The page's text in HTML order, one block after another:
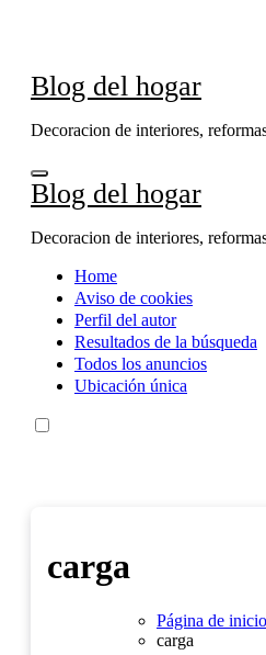
Blog del hogar
Decoracion de interiores,
Blog del hogar
Decoracion de interiores,
Home
Aviso de cookies
Perfil del autor
Resultados de la búsqueda
Todos los anuncios
Ubicación única
carga
Página de inicio
carga